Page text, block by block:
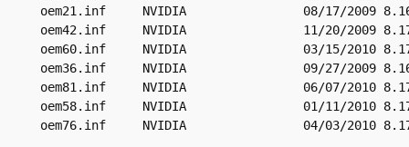
oem21.inf     NVIDIA                08/17/2009
oem42.inf     NVIDIA                11/20/2009
oem60.inf     NVIDIA                03/15/2010
oem36.inf     NVIDIA                09/27/2009
oem81.inf     NVIDIA                06/07/2010
oem58.inf     NVIDIA                01/11/2010
oem76.inf     NVIDIA                04/03/2010